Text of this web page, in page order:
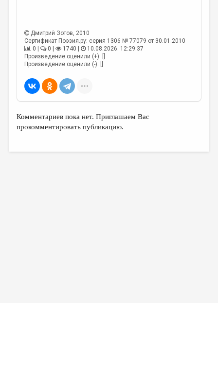
РЕЦЕНЗИРОВАНИЕ
ЦИКЛЫ ПУБЛИКАЦИЙ
ТРЕДИАКОВСКИЙ
МЕДИА
ВКОНТАКТЕ
Дмитрий Зотов, 2010
Сертификат Поэзия.ру: серия 1306 № 77079 от 30.01.2010
0 |
0 | 1740 |
10.08.2026. 12:29:37
Произведение оценили (+): []
Произведение оценили (-): []
Комментариев пока нет. Приглашаем Вас
прокомментировать публикацию.